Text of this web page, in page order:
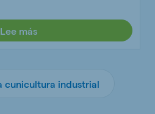
Lee más
cunicultura industrial